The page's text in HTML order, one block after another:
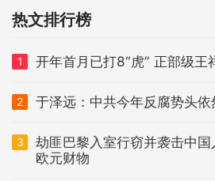
热文排行榜
1 开年首月已打8“虎” 正部级王
2 于泽远：中共今年反腐势头依
3
劫匪巴黎入室行窃并袭击中
欧元财物